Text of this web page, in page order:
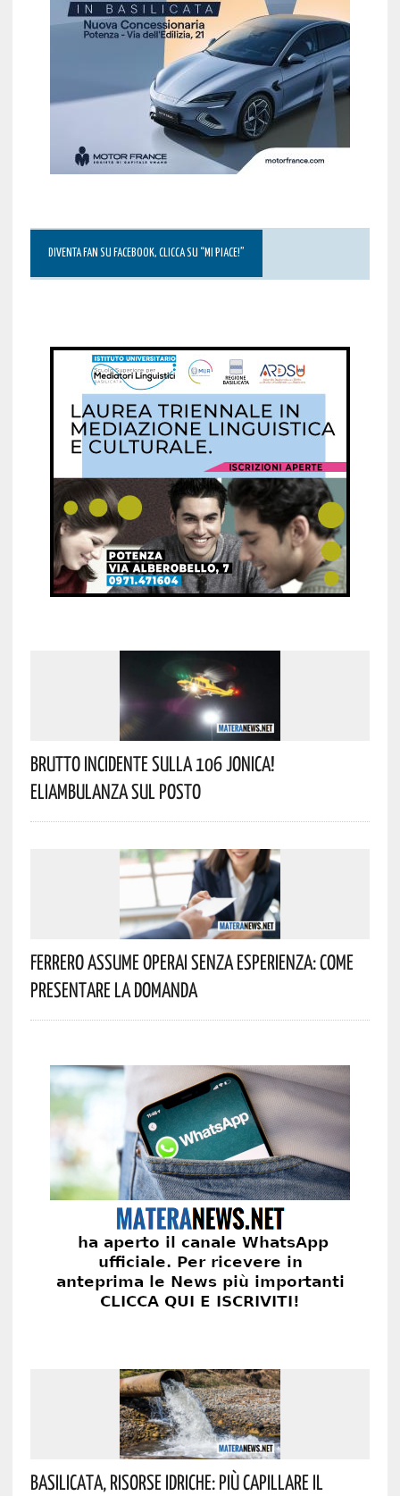
DIVENTA FAN SU FACEBOOK, CLICCA SU “MI PIACE!”
Brutto Incidente Sulla 106 Jonica!
Eliambulanza Sul Posto
Ferrero Assume Operai Senza Esperienza: Come
Presentare La Domanda
Basilicata, Risorse Idriche: Più Capillare Il